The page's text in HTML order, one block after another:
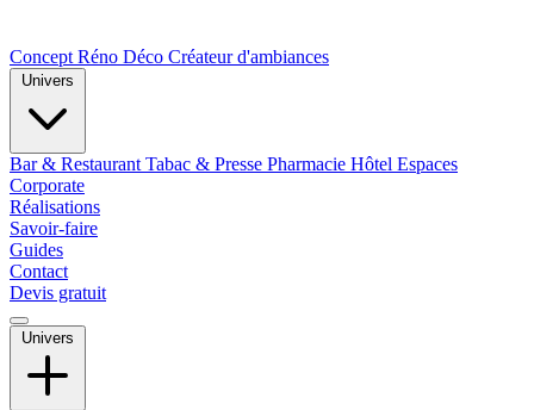
Concept Réno Déco Créateur d'ambiances
Bar & Restaurant Tabac & Presse Pharmacie Hôtel Espaces
Corporate
Réalisations
Savoir-faire
Guides
Contact
Devis gratuit
Univers